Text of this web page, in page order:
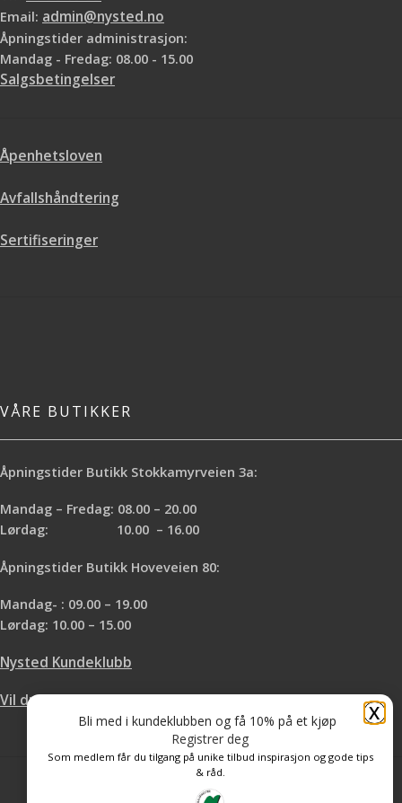
Email: admin@nysted.no
Åpningstider administrasjon:
Mandag - Fredag: 08.00 - 15.00
Salgsbetingelser
Åpenhetsloven
Avfallshåndtering
Sertifiseringer
VÅRE BUTIKKER
Åpningstider Butikk Stokkamyrveien 3a:
Mandag – Fredag: 08.00 – 20.00
Lørdag: 10.00 – 16.00
Åpningstider Butikk Hoveveien 80:
Mandag- : 09.00 – 19.00
Lørdag: 10.00 – 15.00
Nysted Kundeklubb
Vil du leie hos oss?
X
Bli med i kundeklubben og få 10% på et kjøp
Registrer deg
Som medlem får du tilgang på unike tilbud inspirasjon og gode tips
& råd.